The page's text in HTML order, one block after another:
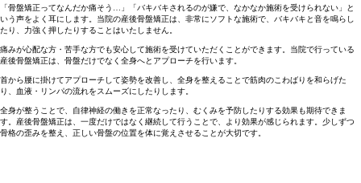
「骨盤矯正ってなんだか痛そう…」「バキバキされるのが嫌で、なかなか施術を受けられない」と
いう声をよく耳にします。当院の産後骨盤矯正は、非常にソフトな施術で、バキバキと音を鳴らし
たり、力強く押したりすることはいたしません。
痛みが心配な方・苦手な方でも安心して施術を受けていただくことができます。当院で行っている
産後骨盤矯正は、骨盤だけでなく全身へとアプローチを行います。
首から腰に掛けてアプローチして姿勢を改善し、全身を整えることで筋肉のこわばりを和らげた
り、血液・リンパの流れをスムーズにしたりします。
全身が整うことで、自律神経の働きを正常なったり、むくみを予防したりする効果も期待できま
す。産後骨盤矯正は、一度だけではなく継続して行うことで、より効果が感じられます。少しずつ
骨格の歪みを整え、正しい骨盤の位置を体に覚えさせることが大切です。